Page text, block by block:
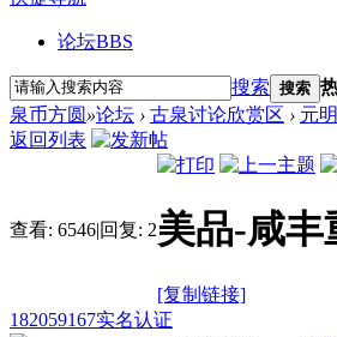
论坛BBS
搜索 搜索
泉币方圆 »论坛 › 古泉讨论欣赏区 › 元
返回列表
查看: 6546|回复: 2美品-咸丰
[复制链接]
182059167实名认证